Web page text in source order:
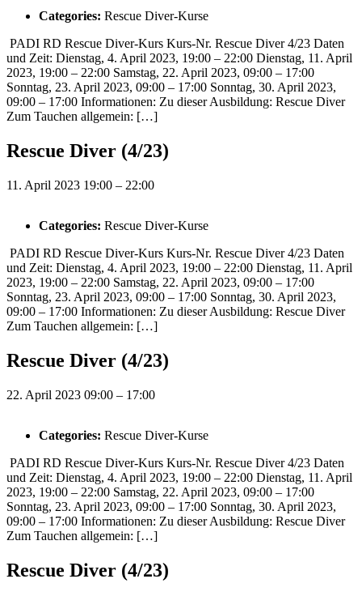
Categories: Rescue Diver-Kurse
PADI RD Rescue Diver-Kurs Kurs-Nr. Rescue Diver 4/23 Daten
und Zeit: Dienstag, 4. April 2023, 19:00 – 22:00 Dienstag, 11. April
2023, 19:00 – 22:00 Samstag, 22. April 2023, 09:00 – 17:00
Sonntag, 23. April 2023, 09:00 – 17:00 Sonntag, 30. April 2023,
09:00 – 17:00 Informationen: Zu dieser Ausbildung: Rescue Diver
Zum Tauchen allgemein: […]
Rescue Diver (4/23)
11. April 2023 19:00 – 22:00
Categories: Rescue Diver-Kurse
PADI RD Rescue Diver-Kurs Kurs-Nr. Rescue Diver 4/23 Daten
und Zeit: Dienstag, 4. April 2023, 19:00 – 22:00 Dienstag, 11. April
2023, 19:00 – 22:00 Samstag, 22. April 2023, 09:00 – 17:00
Sonntag, 23. April 2023, 09:00 – 17:00 Sonntag, 30. April 2023,
09:00 – 17:00 Informationen: Zu dieser Ausbildung: Rescue Diver
Zum Tauchen allgemein: […]
Rescue Diver (4/23)
22. April 2023 09:00 – 17:00
Categories: Rescue Diver-Kurse
PADI RD Rescue Diver-Kurs Kurs-Nr. Rescue Diver 4/23 Daten
und Zeit: Dienstag, 4. April 2023, 19:00 – 22:00 Dienstag, 11. April
2023, 19:00 – 22:00 Samstag, 22. April 2023, 09:00 – 17:00
Sonntag, 23. April 2023, 09:00 – 17:00 Sonntag, 30. April 2023,
09:00 – 17:00 Informationen: Zu dieser Ausbildung: Rescue Diver
Zum Tauchen allgemein: […]
Rescue Diver (4/23)